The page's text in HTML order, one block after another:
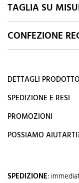
TAGLIA SU
CONFEZIONE
DETTAGLI PRODOTTO
SPEDIZIONE E RESI
PROMOZIONI
POSSIAMO
SPEDIZIONE: